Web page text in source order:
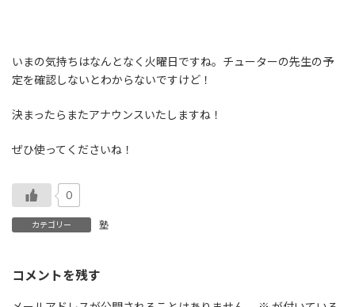
いまの気持ちはなんとなく火曜日ですね。チューターの先生の予
定を確認しないとわからないですけど！
決まったらまたアナウンスいたしますね！
ぜひ使ってくださいね！
0
カテゴリー 塾
コメントを残す